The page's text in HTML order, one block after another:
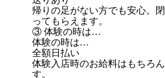
帰りの足がない方でも安心。
ってもらえます。
③ 体験の時は…
体験の時は…
全額日払い
体験入店時のお給料はもちろ
す。